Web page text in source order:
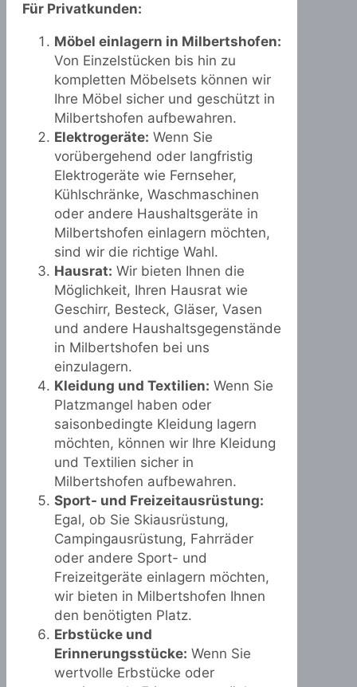
Für Privatkunden:
Möbel einlagern in Milbertshofen:
Von Einzelstücken bis hin zu
kompletten Möbelsets können wir
Ihre Möbel sicher und geschützt in
Milbertshofen aufbewahren.
Elektrogeräte: Wenn Sie
vorübergehend oder langfristig
Elektrogeräte wie Fernseher,
Kühlschränke, Waschmaschinen
oder andere Haushaltsgeräte in
Milbertshofen einlagern möchten,
sind wir die richtige Wahl.
Hausrat: Wir bieten Ihnen die
Möglichkeit, Ihren Hausrat wie
Geschirr, Besteck, Gläser, Vasen
und andere Haushaltsgegenstände
in Milbertshofen bei uns
einzulagern.
Kleidung und Textilien: Wenn Sie
Platzmangel haben oder
saisonbedingte Kleidung lagern
möchten, können wir Ihre Kleidung
und Textilien sicher in
Milbertshofen aufbewahren.
Sport- und Freizeitausrüstung:
Egal, ob Sie Skiausrüstung,
Campingausrüstung, Fahrräder
oder andere Sport- und
Freizeitgeräte einlagern möchten,
wir bieten in Milbertshofen Ihnen
den benötigten Platz.
Erbstücke und
Erinnerungsstücke: Wenn Sie
wertvolle Erbstücke oder